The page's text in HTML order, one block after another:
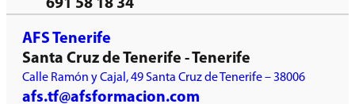
691 58 18 34
AFS Tenerife
Santa Cruz de Tenerife - Tenerife
Calle Ramón y Cajal, 49 Santa Cruz de Tenerife – 38006
afs.tf@afsformacion.com